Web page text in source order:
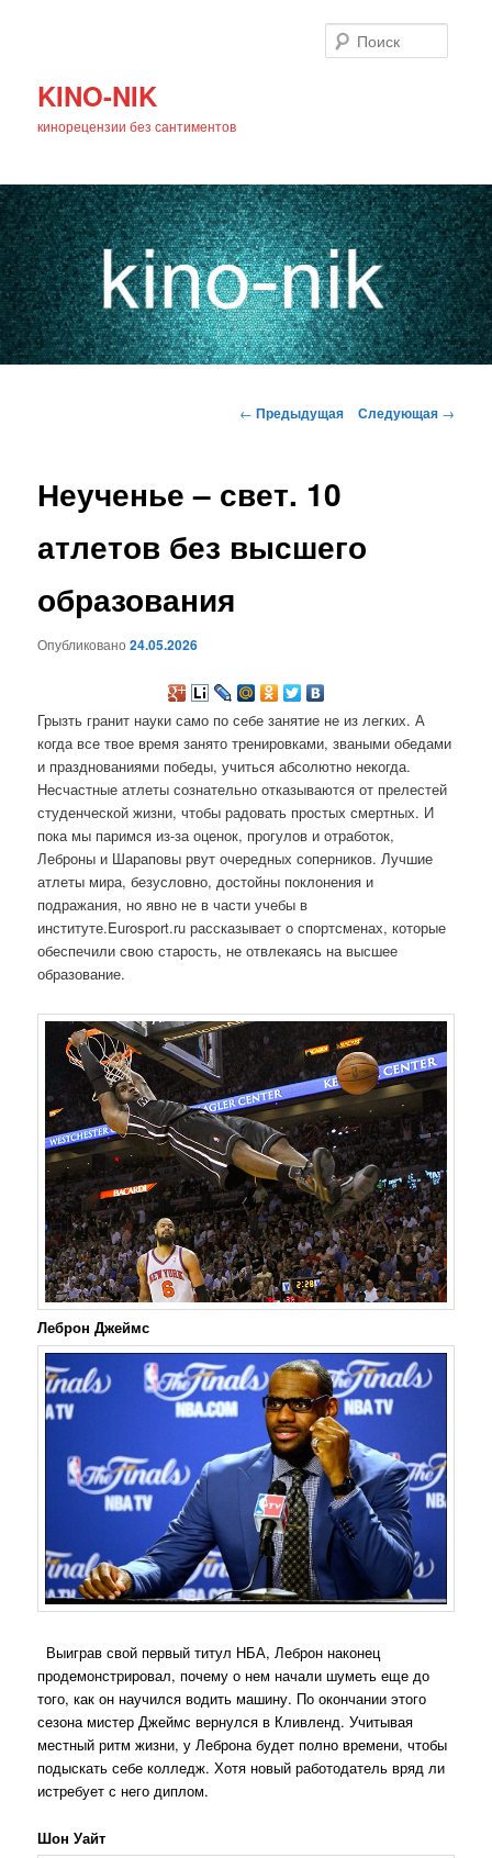
KINO-NIK
кинорецензии без сантиментов
основному
Навигация
← Предыдущая Следующая →
Неученье – свет. 10
атлетов без высшего
образования
Опубликовано24.05.2026
Грызть гранит науки само по себе занятие не из легких. А
когда все твое время занято тренировками, зваными обедами
и празднованиями победы, учиться абсолютно некогда.
Несчастные атлеты сознательно отказываются от прелестей
студенческой жизни, чтобы радовать простых смертных. И
пока мы паримся из-за оценок, прогулов и отработок,
Леброны и Шараповы рвут очередных соперников. Лучшие
атлеты мира, безусловно, достойны поклонения и
подражания, но явно не в части учебы в
институте.Eurosport.ru рассказывает о спортсменах, которые
обеспечили свою старость, не отвлекаясь на высшее
образование.
Леброн Джеймс
Выиграв свой первый титул НБА, Леброн наконец
продемонстрировал, почему о нем начали шуметь еще до
того, как он научился водить машину. По окончании этого
сезона мистер Джеймс вернулся в Кливленд. Учитывая
местный ритм жизни, у Леброна будет полно времени, чтобы
подыскать себе колледж. Хотя новый работодатель вряд ли
истребует с него диплом.
Шон Уайт